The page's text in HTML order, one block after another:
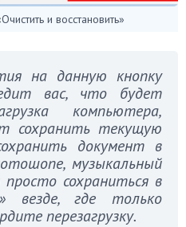
и восстановить»
на данную кнопку
вас, что будет
компьютера,
сохранить текущую
документ в
музыкальный
сохраниться в
везде, где только
перезагрузку.